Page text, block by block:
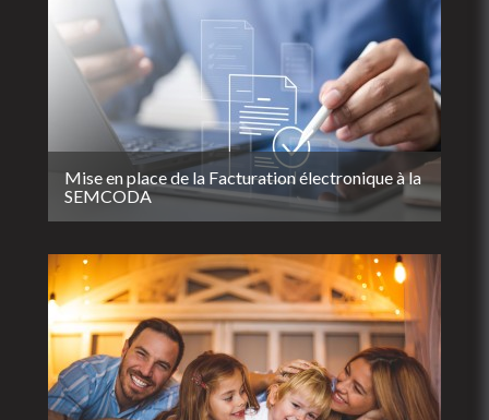
Mise en place de la Facturation électronique à la
SEMCODA